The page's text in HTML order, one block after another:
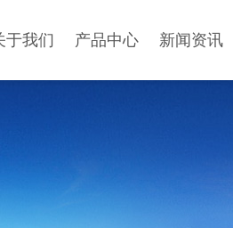
于我们 产品中心 新闻资讯